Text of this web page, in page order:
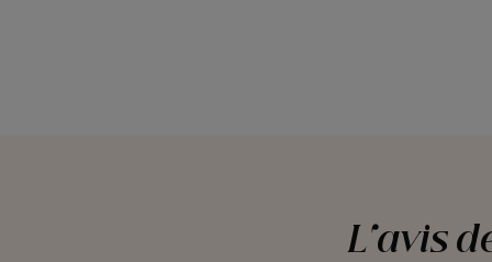
L'avis